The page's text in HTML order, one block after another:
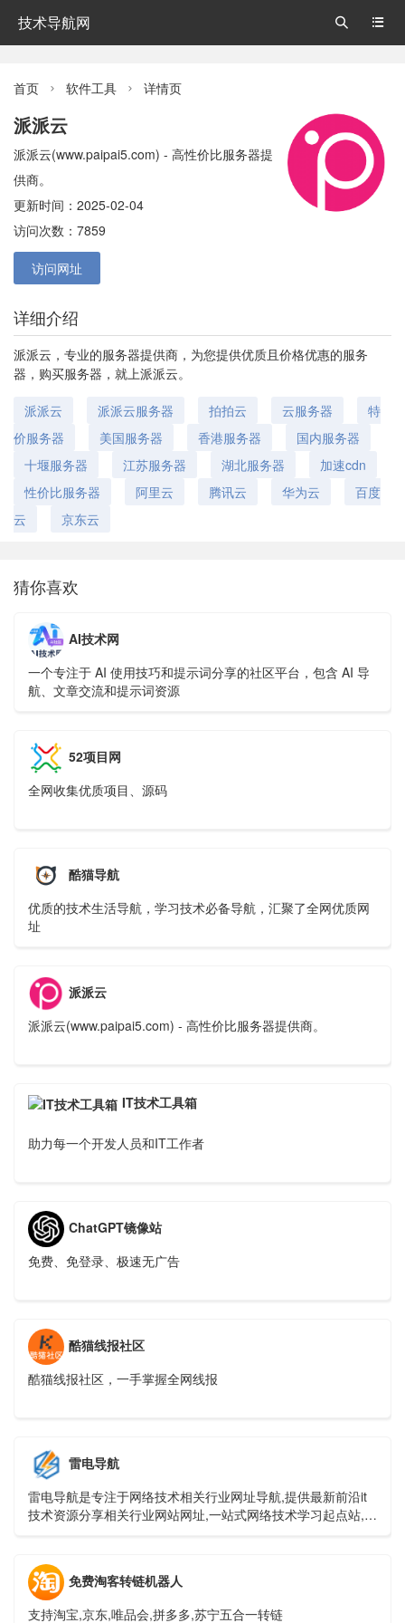
技术导航网 

首页  软件工具  详情页
派派云
派派云(www.paipai5.com) - 高性价比服务器提
供商。
更新时间：2025-02-04
访问次数：7859
访问网址
详细介绍
派派云，专业的服务器提供商，为您提供优质且价格优惠的服务
器，购买服务器，就上派派云。
派派云 派派云服务器 拍拍云 云服务器
特
价服务器
美国服务器 香港服务器
国内服务器
十堰服务器
江苏服务器 湖北服务器
加速cdn
性价比服务器
阿里云 腾讯云 华为云
百度
云
京东云
猜你喜欢
AI技术网
一个专注于 AI 使用技巧和提示词分享的社区平台，包含 AI 导
航、文章交流和提示词资源
52项目网
全网收集优质项目、源码
酷猫导航
优质的技术生活导航，学习技术必备导航，汇聚了全网优质网
址
派派云
派派云(www.paipai5.com) - 高性价比服务器提供商。
IT技术工具箱
助力每一个开发人员和IT工作者
ChatGPT镜像站
免费、免登录、极速无广告
酷猫线报社区
酷猫线报社区，一手掌握全网线报
雷电导航
雷电导航是专注于网络技术相关行业网址导航,提供最新前沿it
技术资源分享相关行业网站网址,一站式网络技术学习起点站,用
免费淘客转链机器人
支持淘宝,京东,唯品会,拼多多,苏宁五合一转链